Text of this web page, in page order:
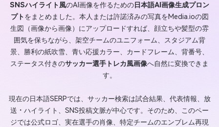
SNSハイライト風のAI画像を作るための日本語AI画像生成プロン
プトをまとめました。本人または許諾済みの写真をMedia.ioの図
生図（画像から画像）にアップロードすれば、顔立ちや髪型の雰
囲気を保ちながら、架空チームのユニフォーム、スタジアム背
景、勝利の紙吹雪、青い応援カラー、カードフレーム、背番号、
ステータス付きのサッカー選手トレカ風画像へ自然に変換できま
す。
現在の日本語SERPでは、サッカー検索は試合結果、代表情報、放
送・ハイライト、SNS投稿文脈が中心です。そのため、このペー
ジでは公式ロゴ、実在選手の肖像、特定チームのエンブレム再現